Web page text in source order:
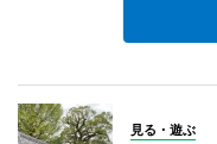
見る・遊ぶ